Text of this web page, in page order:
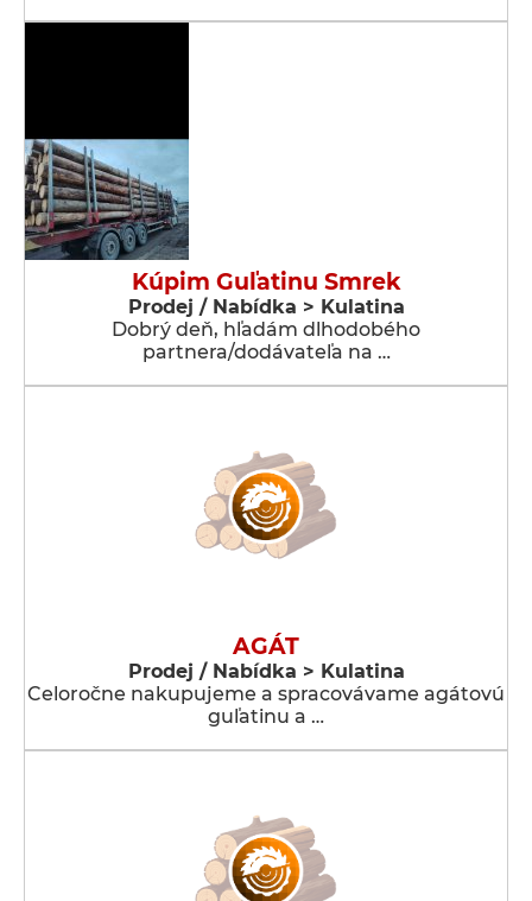
Kúpim Guľatinu Smrek
Prodej / Nabídka > Kulatina
Dobrý deň, hľadám dlhodobého
partnera/dodávateľa na …
AGÁT
Prodej / Nabídka > Kulatina
Celoročne nakupujeme a spracovávame agátovú
guľatinu a …